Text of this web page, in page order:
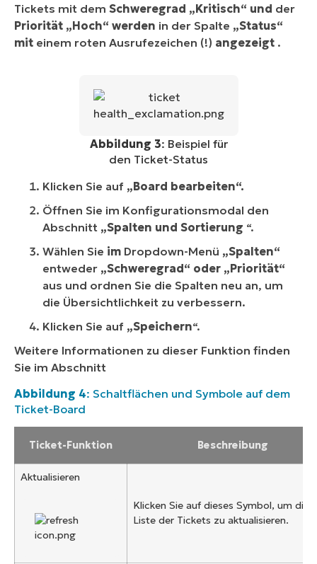
Tickets mit dem Schweregrad „Kritisch“ und der
Priorität „Hoch“ werden in der Spalte „Status“
mit einem roten Ausrufezeichen (!) angezeigt .
Abbildung 3: Beispiel für
den Ticket-Status
Klicken Sie auf „Board bearbeiten“.
Öffnen Sie im Konfigurationsmodal den
Abschnitt „Spalten und Sortierung “.
Wählen Sie im Dropdown-Menü „Spalten“
entweder „Schweregrad“ oder „Priorität“
aus und ordnen Sie die Spalten neu an, um
die Übersichtlichkeit zu verbessern.
Klicken Sie auf „Speichern“.
Weitere Informationen zu dieser Funktion finden
Sie im Abschnitt
Abbildung 4: Schaltflächen und Symbole auf dem
Ticket-Board
Ticket-Funktion Beschreibung
Aktualisieren
Klicken Sie auf dieses Symbol, um die
Liste der Tickets zu aktualisieren.